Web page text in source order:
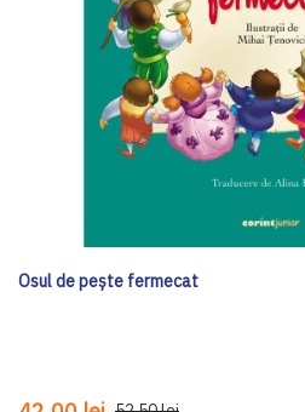
Osul de pește fermecat